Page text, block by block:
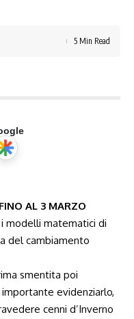
5 Min Read
AL 3 MARZO
modelli matematici di
del cambiamento
smentita poi
evidenziarlo,
cenni d’Inverno